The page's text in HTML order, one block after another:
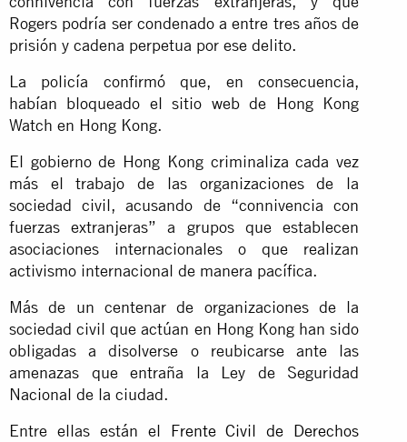
Rogers podría ser condenado a entre tres años de
prisión y cadena perpetua por ese delito.
La policía confirmó que, en consecuencia,
habían bloqueado el sitio web de Hong Kong
Watch en Hong Kong.
El gobierno de Hong Kong criminaliza cada vez
más el trabajo de las organizaciones de la
sociedad civil, acusando de “connivencia con
fuerzas extranjeras” a grupos que establecen
asociaciones internacionales o que realizan
activismo internacional de manera pacífica.
Más de un centenar de organizaciones de la
sociedad civil que actúan en Hong Kong han sido
obligadas a disolverse o reubicarse ante las
amenazas que entraña la Ley de Seguridad
Nacional de la ciudad.
Entre ellas están el Frente Civil de Derechos